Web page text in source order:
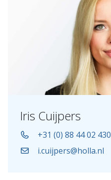
Iris Cuijpers
+31 (0) 88 44 02 430
i.cuijpers@holla.nl